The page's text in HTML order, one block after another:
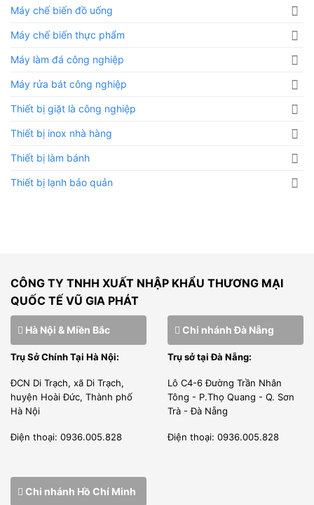
Máy chế biến đồ uống
Máy chế biến thực phẩm
Máy làm đá công nghiệp
Máy rửa bát công nghiệp
Thiết bị giặt là công nghiệp
Thiết bị inox nhà hàng
Thiết bị làm bánh
Thiết bị lạnh bảo quản
CÔNG TY TNHH XUẤT NHẬP KHẨU THƯƠNG MẠI
QUỐC TẾ VŨ GIA PHÁT
Hà Nội & Miền Bắc
Trụ Sở Chính Tại Hà Nội:
ĐCN Di Trạch, xã Di Trạch,
huyện Hoài Đức, Thành phố
Hà Nội
Điện thoại: 0936.005.828
Chi nhánh Đà Nẵng
Trụ sở tại Đà Nẵng:
Lô C4-6 Đường Trần Nhân
Tông - P.Thọ Quang - Q. Sơn
Trà - Đà Nẵng
Điện thoại: 0936.005.828
Chi nhánh Hồ Chí Minh